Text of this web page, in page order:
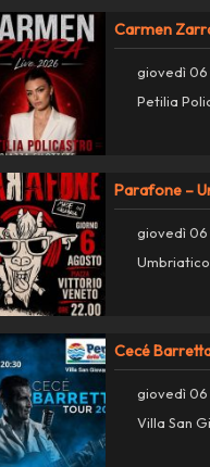
Carmen
giovedì
Petilia
Parafone –
giovedì
Umbriatico
Cecé
giovedì
Villa San